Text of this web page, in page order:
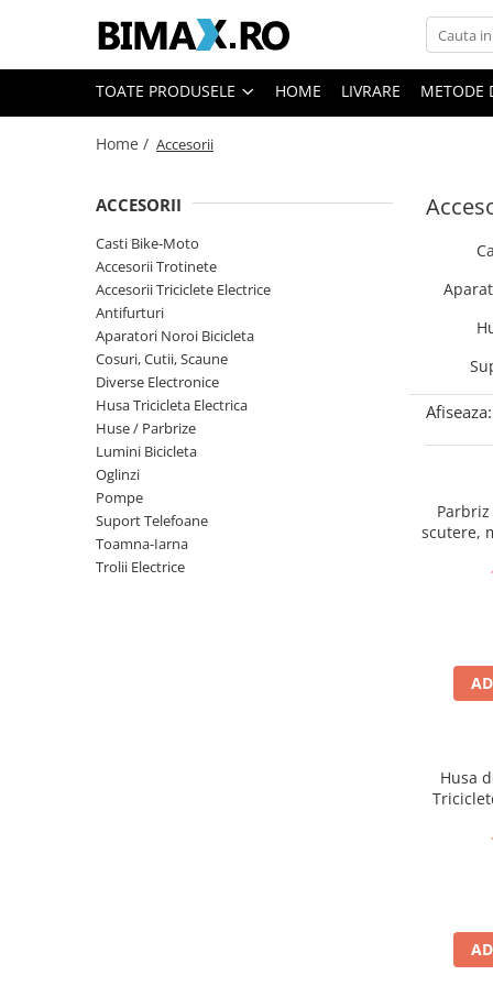
Toate Produsele
Triciclete Electrice
➔ Cu 2 Locuri
➔ Acoperita
➔ Adulti - Fara permis
➔ Adulti - 2 Locuri
➔ Adulti - cu Cabina
➔ Cu 3 Roti
➔ Cu Cabina
➔ Cu Cabina fara Permis
➔ Cu Cabina Inchisa
➔ Cu Remorca
➔ Cu Remorca Fara Permis
➔ Cu Volan
➔ Fara Permis
TOATE PRODUSELE HOME LIVRARE METODE
Home / Accesorii
ACCESORII
Casti Bike-Moto
Accesorii Trotinete
Accesorii Triciclete Electrice
Antifurturi
Aparatori Noroi Bicicleta
Cosuri, Cutii, Scaune
Diverse Electronice
Husa Tricicleta Electrica
Huse / Parbrize
Lumini Bicicleta
Oglinzi
Pompe
Suport Telefoane
Toamna-Iarna
Trolii Electrice
Afiseaza:
scutere,
Husa